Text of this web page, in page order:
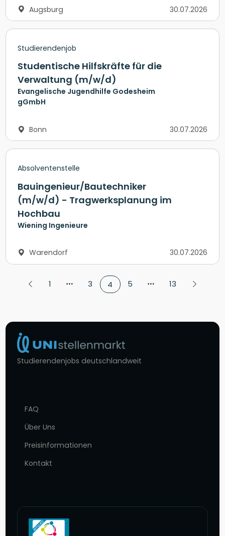
Augsburg 30.07.2026
Studierendenjob
Studentische Hilfskräfte für die
Verwaltung (m/w/d)
Evangelische Jugendhilfe Godesheim
gGmbH
Bonn 30.07.2026
Absolventenstelle
Bauingenieur/Bautechniker
(m/w/d) - Tragwerksplanung im
Hochbau
Wiening Ingenieure
Warendorf 30.07.2026
1 3 4 5 13
Studierendenjobs deutschlandweit
FAQ
Über Uns
Preisinformationen
Kontakt